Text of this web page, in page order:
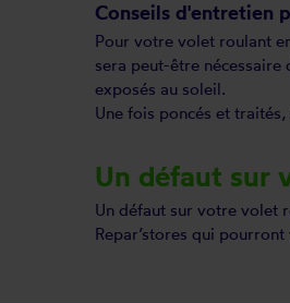
Conseils d'entretien
Pour votre volet roulant
sera peut-être
exposés au soleil.
Une fois poncés et
Un défaut sur
Un défaut sur votre volet
Repar’stores qui